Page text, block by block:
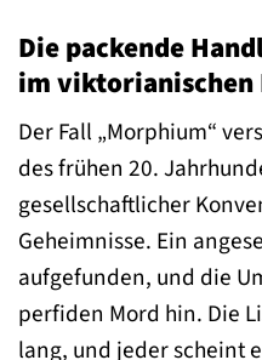
Die packende
im viktorianischen
Der Fall „Morphium“
des frühen 20.
gesellschaftlicher
Geheimnisse. Ein
aufgefunden, und die
perfiden Mord hin. Die
lang, und jeder scheint